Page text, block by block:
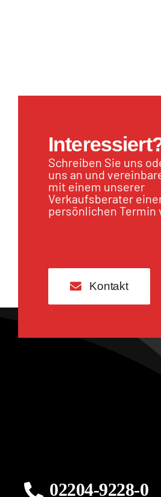
Schreiben Sie uns
uns an und
mit einem unserer
Verkaufsberater
persönlichen Termin
Kontakt
02204-9228-0